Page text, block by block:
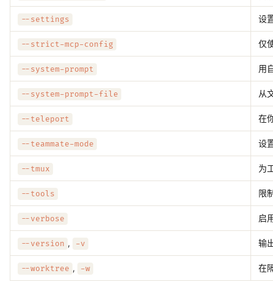
--settings 设
--strict-mcp-config 仅
--system-prompt 用
--system-prompt-file 从
--teleport 在
--teammate-mode 设
--tmux 为
--tools 限
--verbose 启
--version , -v 输
--worktree , -w 在